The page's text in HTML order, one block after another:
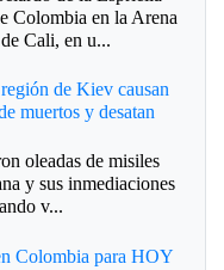
Colombia en la Arena
Cali, en u...
de Kiev causan
muertos y desatan
oleadas de misiles
y sus inmediaciones
v...
Colombia para HOY